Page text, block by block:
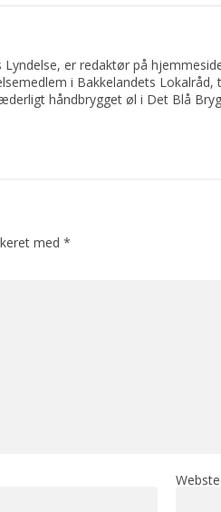
er redaktør på
i Bakkelandets Lokalråd,
håndbrygget øl i Det Blå
med*